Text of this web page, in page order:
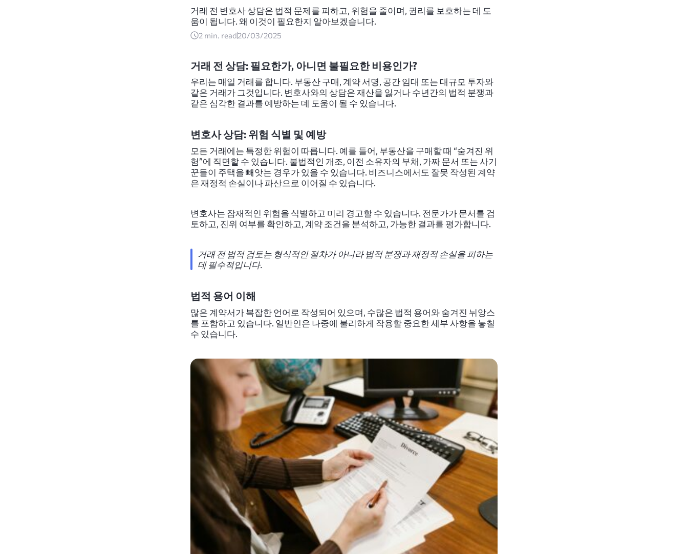
거래 전 변호사 상담은 법적 문제를 피하고, 위험을 줄이며, 권리를 보호하는 데 도
움이 됩니다. 왜 이것이 필요한지 알아보겠습니다.
2 min. read20/03/2025
거래 전 상담: 필요한가, 아니면 불필요한 비용인가?
우리는 매일 거래를 합니다. 부동산 구매, 계약 서명, 공간 임대 또는 대규모 투자와
같은 거래가 그것입니다. 변호사와의 상담은 재산을 잃거나 수년간의 법적 분쟁과
같은 심각한 결과를 예방하는 데 도움이 될 수 있습니다.
변호사 상담: 위험 식별 및 예방
모든 거래에는 특정한 위험이 따릅니다. 예를 들어, 부동산을 구매할 때 “숨겨진 위
험”에 직면할 수 있습니다. 불법적인 개조, 이전 소유자의 부채, 가짜 문서 또는 사기
꾼들이 주택을 빼앗는 경우가 있을 수 있습니다. 비즈니스에서도 잘못 작성된 계약
은 재정적 손실이나 파산으로 이어질 수 있습니다.
변호사는 잠재적인 위험을 식별하고 미리 경고할 수 있습니다. 전문가가 문서를 검
토하고, 진위 여부를 확인하고, 계약 조건을 분석하고, 가능한 결과를 평가합니다.
거래 전 법적 검토는 형식적인 절차가 아니라 법적 분쟁과 재정적 손실을 피하는
데 필수적입니다.
법적 용어 이해
많은 계약서가 복잡한 언어로 작성되어 있으며, 수많은 법적 용어와 숨겨진 뉘앙스
를 포함하고 있습니다. 일반인은 나중에 불리하게 작용할 중요한 세부 사항을 놓칠
수 있습니다.